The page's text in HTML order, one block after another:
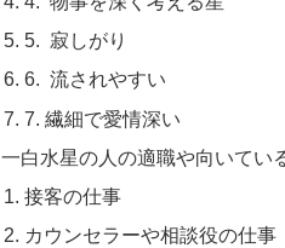
5. 寂しがり
6. 流されやすい
7. 繊細で愛情深い
一白水星の人の適職や向いてい
接客の仕事
カウンセラーや相談役の仕事